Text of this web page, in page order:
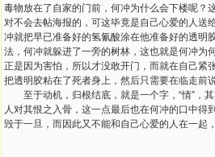
毒物放在了自家的门前，何冲为什么会下楼呢？
对不会去帖海报的，可这毕竟是自己心爱的人送
冲就把早已准备好的氢氰酸涂在他准备好的透明
法，何冲就躲进了一旁的树林，这也就是何冲为
正是因为害怕，所以才没敢开门，而就在自己紧
把透明胶粘在了死者身上，然后只需要在临走前
至于动机，归根结底，就是一个字，“情”，其
人对其恨之入骨，这一点最后也在何冲的口中
毁于一旦，而因此又不能和自己心爱的人在一起